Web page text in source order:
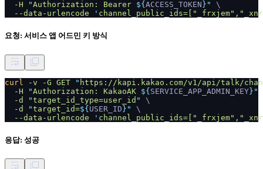
-H
"Authorization: Bearer ${ ACCESS_TOKEN }"
\
--data-urlencode
'
요청: 서비스 앱 어드민 키 방식
curl -v -G GET " https://kapi.kakao.com/v1/api/talk/
-H
"Authorization: KakaoAK ${SERVICE_APP_ADMIN_KEY}"
-d
"target_id_type=user_id "
\
-d
"target_id=${USER_ID}"
\
--data-urlencode
'
응답: 성공